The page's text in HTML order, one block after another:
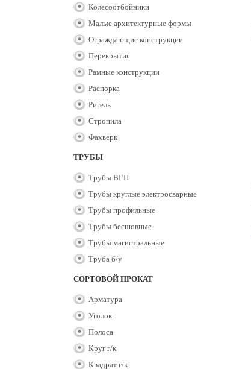
Колесоотбойники
Малые архитектурные формы
Ограждающие конструкции
Перекрытия
Рамные конструкции
Распорка
Ригель
Стропила
Фахверк
ТРУБЫ
Трубы ВГП
Трубы круглые электросварные
Трубы профильные
Трубы бесшовные
Трубы магистральные
Труба б/у
СОРТОВОЙ ПРОКАТ
Арматура
Уголок
Полоса
Круг г/к
Квадрат г/к